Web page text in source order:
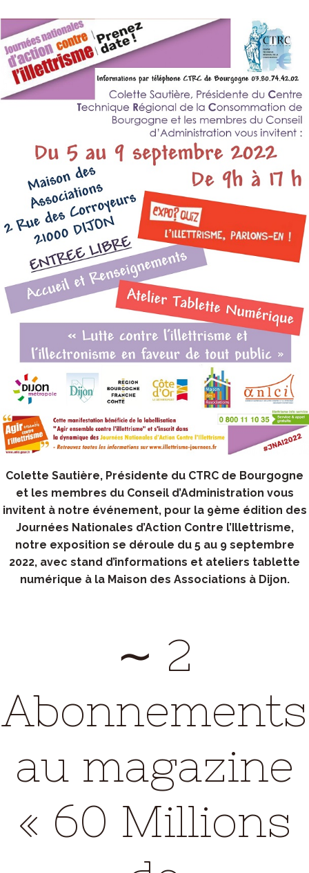
Colette Sautière, Présidente du CTRC de Bourgogne
et les membres du Conseil d’Administration vous
invitent à notre événement, pour la 9ème édition des
Journées Nationales d’Action Contre l’Illettrisme,
notre exposition se déroule du 5 au 9 septembre
2022, avec stand d’informations et ateliers tablette
numérique à la Maison des Associations à Dijon.
∼ 2
Abonnements
au magazine
« 60 Millions